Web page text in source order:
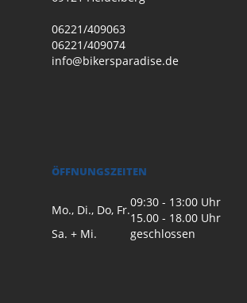
06221/409063
06221/409074
info@bikersparadise.de
ÖFFNUNGSZEITEN
Mo., Di., Do, Fr.
09:30 - 13:00 Uhr
15.00 - 18.00 Uhr
Sa. + Mi.
geschlossen